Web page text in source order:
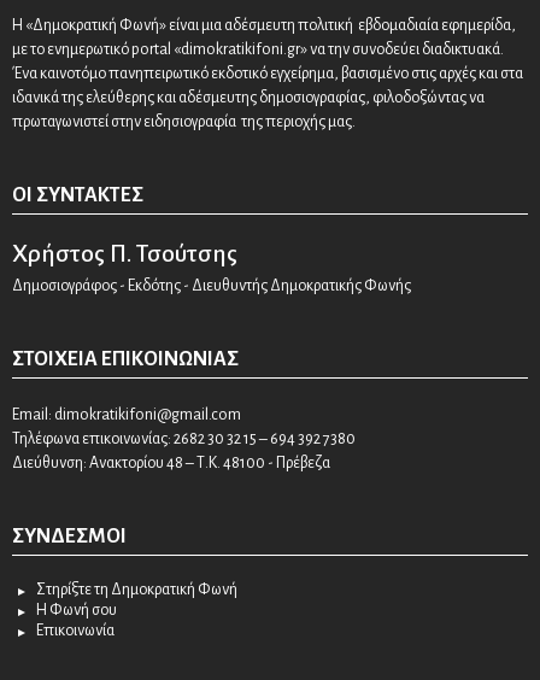
Η «Δημοκρατική Φωνή» είναι μια αδέσμευτη πολιτική εβδομαδιαία εφημερίδα,
με το ενημερωτικό portal «dimokratikifoni.gr» να την συνοδεύει διαδικτυακά.
Ένα καινοτόμο πανηπειρωτικό εκδοτικό εγχείρημα, βασισμένο στις αρχές και στα
ιδανικά της ελεύθερης και αδέσμευτης δημοσιογραφίας, φιλοδοξώντας να
πρωταγωνιστεί στην ειδησιογραφία της περιοχής μας.
ΟΙ ΣΥΝΤΆΚΤΕΣ
Χρήστος Π. Τσούτσης
Δημοσιογράφος - Εκδότης - Διευθυντής Δημοκρατικής Φωνής
ΣΤΟΙΧΕΊΑ ΕΠΙΚΟΙΝΩΝΊΑΣ
Email: dimokratikifoni@gmail.com
Τηλέφωνα επικοινωνίας: 2682 30 32 15 – 694 392 7380
Διεύθυνση: Ανακτορίου 48 – Τ.Κ. 48100 - Πρέβεζα
ΣΎΝΔΕΣΜΟΙ
Στηρίξτε τη Δημοκρατική Φωνή
Η Φωνή σου
Επικοινωνία